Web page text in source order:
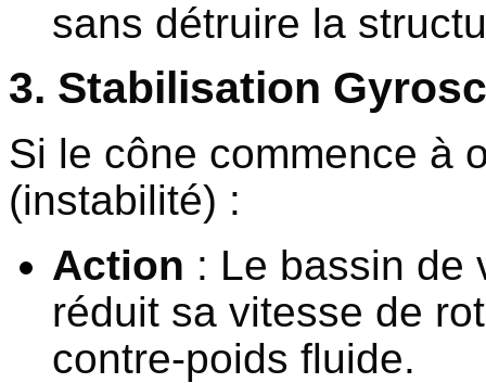
sans détruire la
3. Stabilisation
Si le cône commence à
(instabilité) :
Action : Le bassin de
réduit sa vitesse de
contre-poids fluide.